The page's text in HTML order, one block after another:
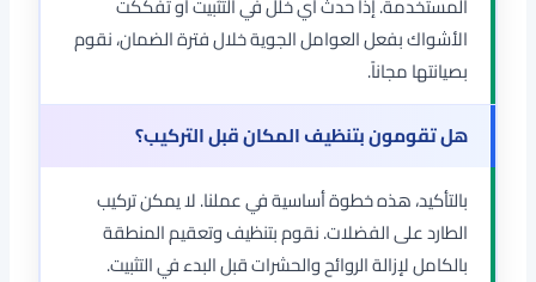
المستخدمة. إذا حدث أي خلل في التثبيت أو تفككت
الأشواك بفعل العوامل الجوية خلال فترة الضمان، نقوم
بصيانتها مجاناً.
هل تقومون بتنظيف المكان قبل التركيب؟
بالتأكيد، هذه خطوة أساسية في عملنا. لا يمكن تركيب
الطارد على الفضلات. نقوم بتنظيف وتعقيم المنطقة
بالكامل لإزالة الروائح والحشرات قبل البدء في التثبيت.